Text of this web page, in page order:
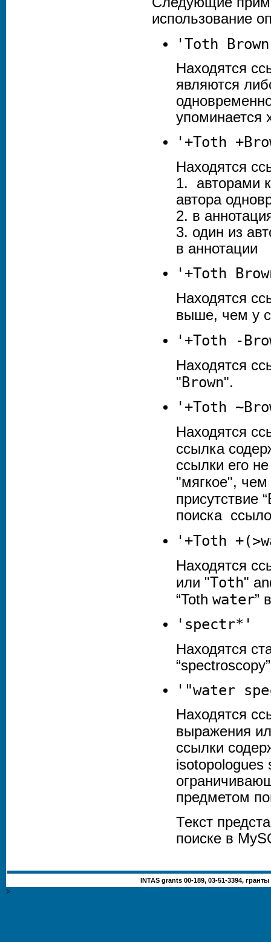
использование
'Toth
Находятся
являются
упоминается
'+Toth +
Находятся
1. авторами
автора
2. в
3. один из
в аннотации
'+Toth
Находятся
выше, чем у
'+Toth -
Находятся
"Brown".
'+Toth ~
Находятся
ссылка
ссылки его
"мягкое",
присутствие “
поиска
'+Toth
Находятся
или "Toth"
“Toth water”
'spectr*'
Находятся
“spectroscopy
'"water
Находятся
выражения
ссылки
isotopologues
предметом
Текст
поиске в
INTAS grants 00-189, 03-51-3394,
>